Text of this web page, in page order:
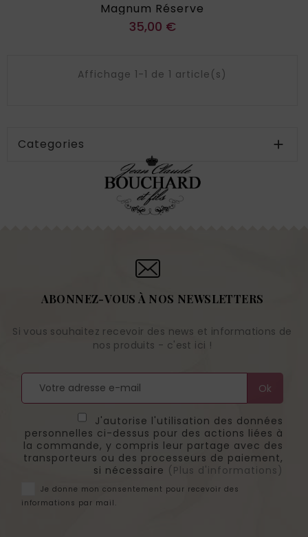
Magnum Réserve
35,00 €Prix
Affichage 1-1 de 1 article(s)
Categories 
ABONNEZ-VOUS À NOS NEWSLETTERS
Si vous souhaitez recevoir des news et informations de
nos produits - c'est ici !
J'autorise l'utilisation des données
personnelles ci-dessus pour des actions liées à
la commande, y compris leur partage avec des
transporteurs ou des processeurs de paiement,
si nécessaire (Plus d'informations)
Je donne mon consentement pour recevoir des
informations par mail.